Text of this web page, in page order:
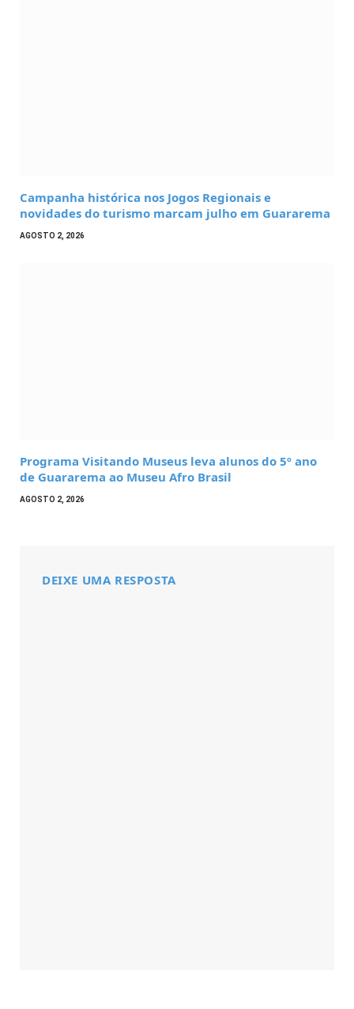
Campanha histórica nos Jogos Regionais e
novidades do turismo marcam julho em Guararema
AGOSTO 2, 2026
Programa Visitando Museus leva alunos do 5º ano
de Guararema ao Museu Afro Brasil
AGOSTO 2, 2026
DEIXE UMA RESPOSTA